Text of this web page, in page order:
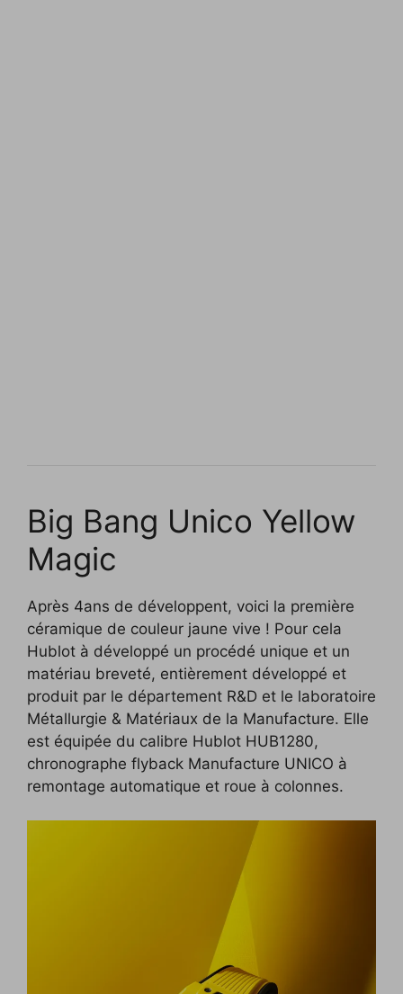
Big Bang Unico Yellow
Magic
Après 4ans de développent, voici la première
céramique de couleur jaune vive ! Pour cela
Hublot à développé un procédé unique et un
matériau breveté, entièrement développé et
produit par le département R&D et le laboratoire
Métallurgie & Matériaux de la Manufacture. Elle
est équipée du calibre Hublot HUB1280,
chronographe flyback Manufacture UNICO à
remontage automatique et roue à colonnes.